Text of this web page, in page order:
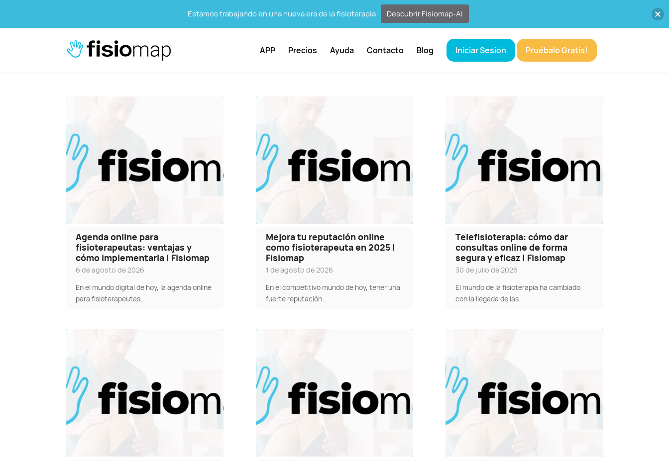
APP Precios Ayuda Contacto Blog Iniciar Sesión Pruébalo Gratis!
Agenda online para
fisioterapeutas: ventajas y
cómo implementarla | Fisiomap
6 de agosto de 2026
En el mundo digital de hoy, la agenda online
para fisioterapeutas…
Mejora tu reputación online
como fisioterapeuta en 2025 |
Fisiomap
1 de agosto de 2026
En el competitivo mundo de hoy, tener una
fuerte reputación…
Telefisioterapia: cómo dar
consultas online de forma
segura y eficaz | Fisiomap
30 de julio de 2026
El mundo de la fisioterapia ha cambiado
con la llegada de las…
Estamos trabajando en una nueva era de la fisioterapia Descubrir Fisiomap-AI